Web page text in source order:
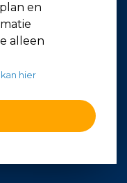
en
alleen
kan hier